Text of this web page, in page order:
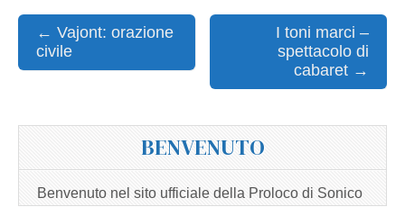
navigation
← Vajont: orazione
civile
I toni marci –
spettacolo di
cabaret →
BENVENUTO
Benvenuto nel sito ufficiale della Proloco di Sonico